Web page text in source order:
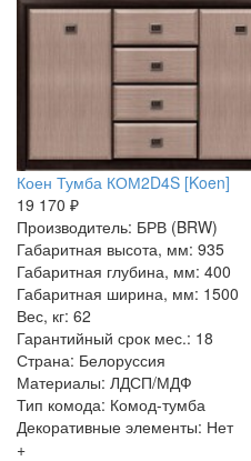
Коен Тумба КОМ2D4S [Koen]
19 170 ₽
Производитель: БРВ (BRW)
Габаритная высота, мм: 935
Габаритная глубина, мм: 400
Габаритная ширина, мм: 1500
Вес, кг: 62
Гарантийный срок мес.: 18
Страна: Белоруссия
Материалы: ЛДСП/МДФ
Тип комода: Комод-тумба
Декоративные элементы: Нет
+